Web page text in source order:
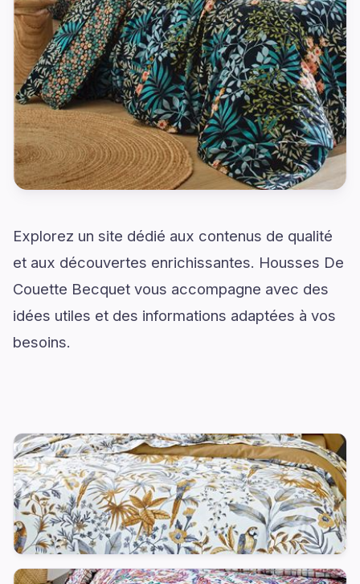
Explorez un site dédié aux contenus de qualité
et aux découvertes enrichissantes. Housses De
Couette Becquet vous accompagne avec des
idées utiles et des informations adaptées à vos
besoins.